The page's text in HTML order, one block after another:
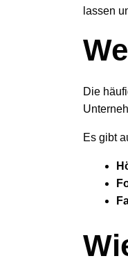
lassen
Die
Es gibt